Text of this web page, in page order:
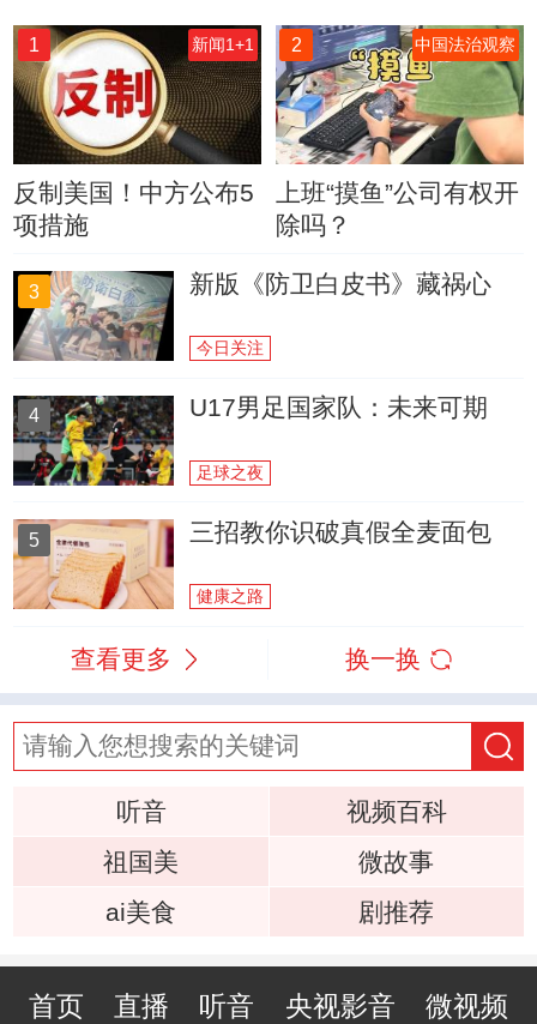
1 新闻1+1
反制美国！中方公布5
项措施
2 中国法治观察
上班“摸鱼”公司有权开
除吗？
3 新版《防卫白皮书》藏祸心
今日关注
4 U17男足国家队：未来可期
足球之夜
5 三招教你识破真假全麦面包
健康之路
查看更多 换一换
听音
视频百科
祖国美
微故事
ai美食
剧推荐
首页 直播 听音 央视影音 微视频